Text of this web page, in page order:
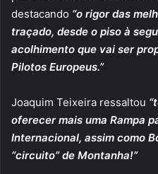
destacando “o rigor das
traçado, desde o piso à
acolhimento que vai ser
Pilotos Europeus.”
Joaquim Teixeira ressaltou
oferecer mais uma Rampa
Internacional, assim como
“circuito” de Montanha!”